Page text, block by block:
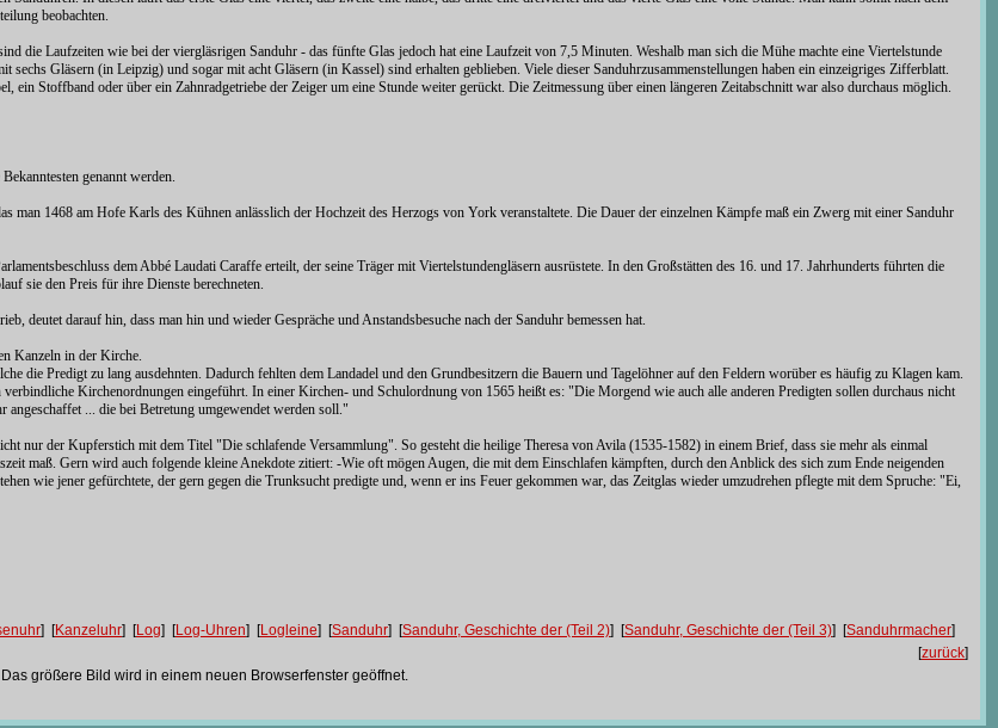
beobachten.
die Laufzeiten wie bei der viergläsrigen Sanduhr - das fünfte Glas jedoch hat eine Laufzeit von 7,5 Minuten. Weshalb man sich die Mühe machte eine Viertelstunde
sechs Gläsern (in Leipzig) und sogar mit acht Gläsern (in Kassel) sind erhalten geblieben. Viele dieser Sanduhrzusammenstellungen haben ein einzeigriges Zifferblatt.
ein Stoffband oder über ein Zahnradgetriebe der Zeiger um eine Stunde weiter gerückt. Die Zeitmessung über einen längeren Zeitabschnitt war also durchaus möglich.
genannt werden.
man 1468 am Hofe Karls des Kühnen anlässlich der Hochzeit des Herzogs von York veranstaltete. Die Dauer der einzelnen Kämpfe maß ein Zwerg mit einer Sanduhr
dem Abbé Laudati Caraffe erteilt, der seine Träger mit Viertelstundengläsern ausrüstete. In den Großstätten des 16. und 17. Jahrhunderts führten die
sie den Preis für ihre Dienste berechneten.
deutet darauf hin, dass man hin und wieder Gespräche und Anstandsbesuche nach der Sanduhr bemessen hat.
Kanzeln in der Kirche.
die Predigt zu lang ausdehnten. Dadurch fehlten dem Landadel und den Grundbesitzern die Bauern und Tagelöhner auf den Feldern worüber es häufig zu Klagen kam.
Kirchenordnungen eingeführt. In einer Kirchen- und Schulordnung von 1565 heißt es: "Die Morgend wie auch alle anderen Predigten sollen durchaus nicht
angeschaffet ... die bei Betretung umgewendet werden soll."
nur der Kupferstich mit dem Titel "Die schlafende Versammlung". So gesteht die heilige Theresa von Avila (1535-1582) in einem Brief, dass sie mehr als einmal
maß. Gern wird auch folgende kleine Anekdote zitiert: -Wie oft mögen Augen, die mit dem Einschlafen kämpften, durch den Anblick des sich zum Ende neigenden
wie jener gefürchtete, der gern gegen die Trunksucht predigte und, wenn er ins Feuer gekommen war, das Zeitglas wieder umzudrehen pflegte mit dem Spruche: "Ei,
] [Kanzeluhr] [Log] [Log-Uhren] [Logleine] [Sanduhr] [Sanduhr, Geschichte der (Teil 2)] [Sanduhr, Geschichte der (Teil 3)] [Sanduhrmacher]
[zurück]
größere Bild wird in einem neuen Browserfenster geöffnet.